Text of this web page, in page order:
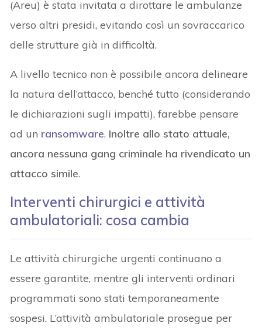
(Areu) è stata invitata a dirottare le ambulanze
verso altri presidi, evitando così un sovraccarico
delle strutture già in difficoltà.
A livello tecnico non è possibile ancora delineare
la natura dell’attacco, benché tutto (considerando
le dichiarazioni sugli impatti), farebbe pensare
ad un ransomware. Inoltre allo stato attuale,
ancora nessuna gang criminale ha rivendicato un
attacco simile.
Interventi chirurgici e attività
ambulatoriali: cosa cambia
Le attività chirurgiche urgenti continuano a
essere garantite, mentre gli interventi ordinari
programmati sono stati temporaneamente
sospesi. L’attività ambulatoriale prosegue per